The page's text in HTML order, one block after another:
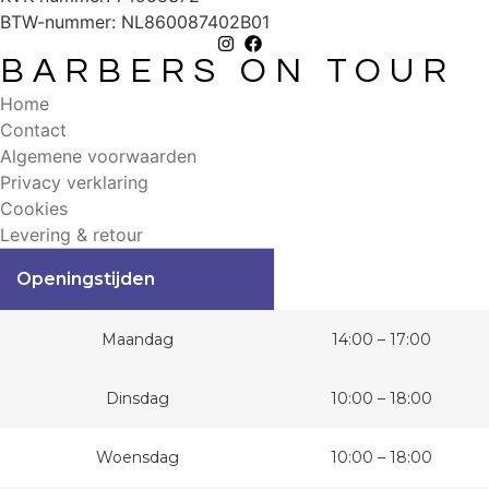
BTW-nummer: NL860087402B01
BARBERS ON TOUR
Home
Contact
Algemene voorwaarden
Privacy verklaring
Cookies
Levering & retour
Openingstijden
Maandag 14:00 – 17:00
Dinsdag 10:00 – 18:00
Woensdag 10:00 – 18:00